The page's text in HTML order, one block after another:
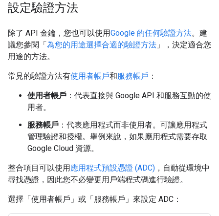
設定驗證方法
除了 API 金鑰，您也可以使用Google 的任何驗證方法。建
議您參閱「為您的用途選擇合適的驗證方法 」，決定適合您
用途的方法。
常見的驗證方法有使用者帳戶和服務帳戶 ：
使用者帳戶 ：代表直接與 Google API 和服務互動的使
用者。
服務帳戶 ：代表應用程式而非使用者。可讓應用程式
管理驗證和授權。舉例來說，如果應用程式需要存取
Google Cloud 資源。
整合項目可以使用應用程式預設憑證 (ADC) ，自動從環境中
尋找憑證，因此您不必變更用戶端程式碼進行驗證。
選擇「使用者帳戶」 或「服務帳戶」 來設定 ADC：